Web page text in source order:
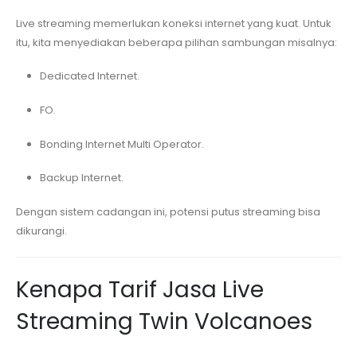
Live streaming memerlukan koneksi internet yang kuat. Untuk
itu, kita menyediakan beberapa pilihan sambungan misalnya:
Dedicated Internet.
FO.
Bonding Internet Multi Operator.
Backup Internet.
Dengan sistem cadangan ini, potensi putus streaming bisa
dikurangi.
Kenapa Tarif Jasa Live
Streaming Twin Volcanoes